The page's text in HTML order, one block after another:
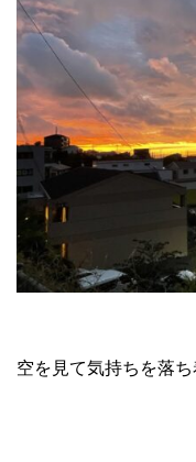
空を見て気持ちを落